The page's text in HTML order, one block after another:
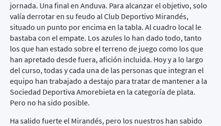
jornada. Una final en Anduva. Para alcanzar el objetivo, solo
valía derrotar en su feudo al Club Deportivo Mirandés,
situado un punto por encima en la tabla. Al cuadro local le
bastaba con el empate. Los azules lo han dado todo, tanto
los que han estado sobre el terreno de juego como los que
han apretado desde fuera, afición incluida. Hoy y a lo largo
del curso, todas y cada una de las personas que integran el
equipo han trabajado a destajo para tratar de mantener a la
Sociedad Deportiva Amorebieta en la categoría de plata.
Pero no ha sido posible.
Ha salido fuerte el Mirandés, pero los nuestros han sabido